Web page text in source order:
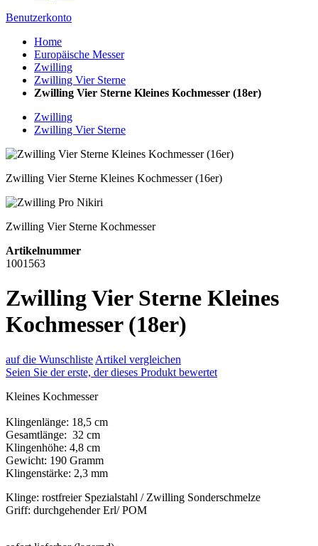
Benutzerkonto
Home
Europäische Messer
Zwilling
Zwilling Vier Sterne
Zwilling Vier Sterne Kleines Kochmesser (18er)
Zwilling
Zwilling Vier Sterne
Zwilling Vier Sterne Kleines Kochmesser (16er)
Zwilling Vier Sterne Kochmesser
Artikelnummer
1001563
Zwilling Vier Sterne Kleines
Kochmesser (18er)
auf die Wunschliste Artikel vergleichen
Seien Sie der erste, der dieses Produkt bewertet
Kleines Kochmesser
Klingenlänge: 18,5 cm
Gesamtlänge: 32 cm
Klingenhöhe: 4,8 cm
Gewicht: 190 Gramm
Klingenstärke: 2,3 mm
Klinge: rostfreier Spezialstahl / Zwilling Sonderschmelze
Griff: durchgehender Erl/ POM